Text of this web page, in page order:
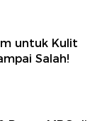
untuk Kulit
Salah!